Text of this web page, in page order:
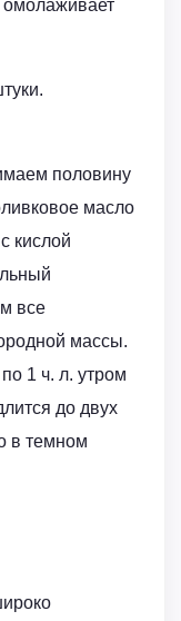
половину
масло
кислой
все
массы.
1 ч. л. утром
до двух
в темном